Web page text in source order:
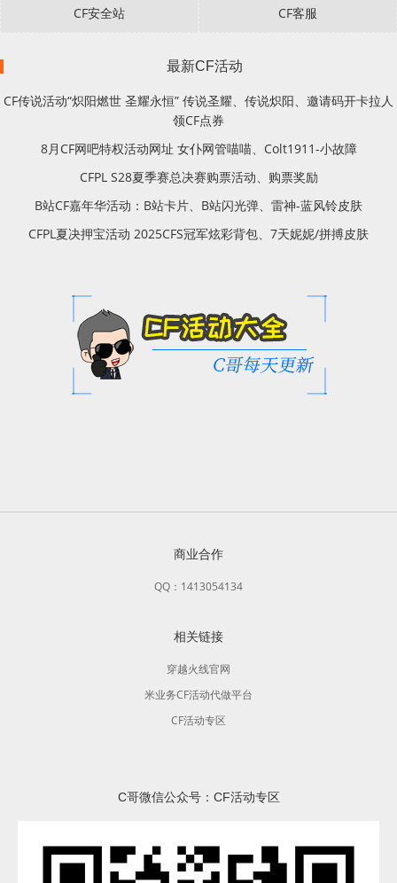
CF安全站 CF客服
最新CF活动
CF传说活动“炽阳燃世 圣耀永恒” 传说圣耀、传说炽阳、邀请码开卡拉人
领CF点券
8月CF网吧特权活动网址 女仆网管喵喵、Colt1911-小故障
CFPL S28夏季赛总决赛购票活动、购票奖励
B站CF嘉年华活动：B站卡片、B站闪光弹、雷神-蓝风铃皮肤
CFPL夏决押宝活动 2025CFS冠军炫彩背包、7天妮妮/拼搏皮肤
商业合作
QQ：1413054134
相关链接
穿越火线官网
米业务CF活动代做平台
CF活动专区
C哥微信公众号：CF活动专区